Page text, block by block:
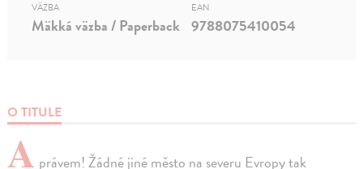
O TITULE
A právem! Žádné jiné město na severu Evropy tak
VÄZBA
Mäkká väzba / Paperback
EAN
9788075410054